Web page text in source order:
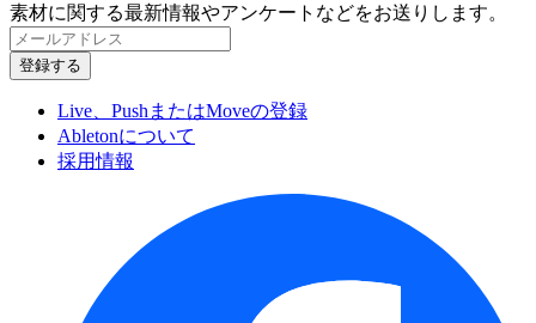
素材に関する最新情報やアンケートなどをお送りします。
Live、PushまたはMoveの登録
Abletonについて
採用情報